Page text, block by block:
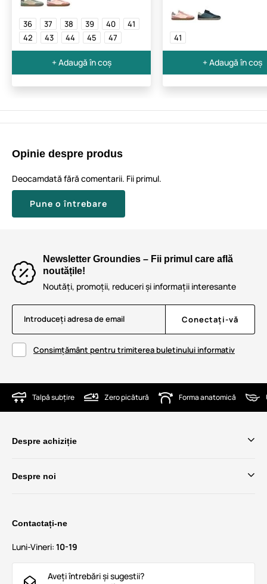
36 37 38 39 40
41
42
43 44 45 47
+ Adaugă în coș
41
+ Adaugă în coș
Opinie despre produs
Deocamdată fără comentarii. Fii primul.
Pune o întrebare
Newsletter Groundies – Fii primul care află
noutățile!
Noutăți, promoții, reduceri și informații interesante
Introduceți adresa de email Conectați-vă
Consimțământ pentru trimiterea buletinului informativ
Talpă subțire Zero picătură Forma anatomică
Despre achiziție
Despre noi
Contactați-ne
Luni-Vineri: 10-19
Aveți întrebări și sugestii?